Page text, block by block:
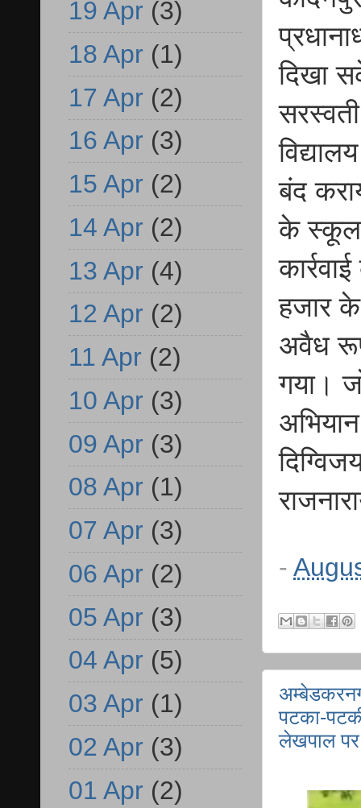
दिखा
बंद
के स्कूल
हजार के
अवैध
गया।
-
पटका-
लेखपाल पर
19 Apr (3)
18 Apr (1)
17 Apr (2)
16 Apr (3)
15 Apr (2)
14 Apr (2)
13 Apr (4)
12 Apr (2)
11 Apr (2)
10 Apr (3)
09 Apr (3)
08 Apr (1)
07 Apr (3)
06 Apr (2)
05 Apr (3)
04 Apr (5)
03 Apr (1)
02 Apr (3)
01 Apr (2)